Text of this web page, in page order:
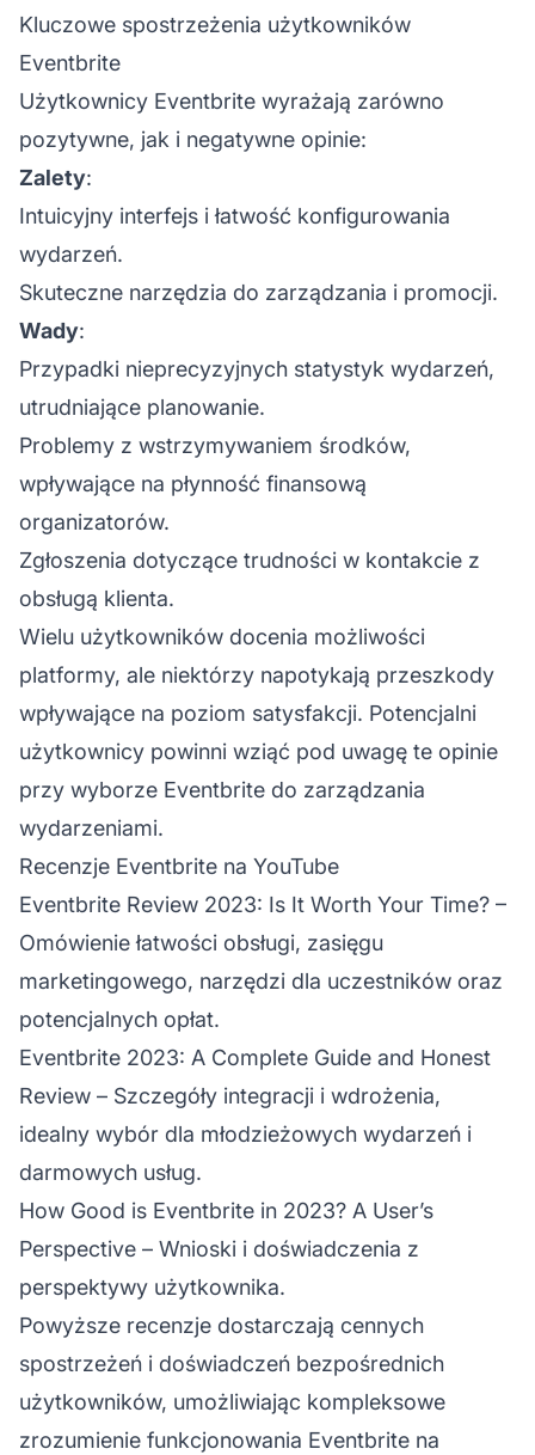
Kluczowe spostrzeżenia użytkowników
Eventbrite
Użytkownicy Eventbrite wyrażają zarówno
pozytywne, jak i negatywne opinie:
Zalety:
Intuicyjny interfejs i łatwość konfigurowania
wydarzeń.
Skuteczne narzędzia do zarządzania i promocji.
Wady:
Przypadki nieprecyzyjnych statystyk wydarzeń,
utrudniające planowanie.
Problemy z wstrzymywaniem środków,
wpływające na płynność finansową
organizatorów.
Zgłoszenia dotyczące trudności w kontakcie z
obsługą klienta.
Wielu użytkowników docenia możliwości
platformy, ale niektórzy napotykają przeszkody
wpływające na poziom satysfakcji. Potencjalni
użytkownicy powinni wziąć pod uwagę te opinie
przy wyborze Eventbrite do zarządzania
wydarzeniami.
Recenzje Eventbrite na YouTube
Eventbrite Review 2023: Is It Worth Your Time? –
Omówienie łatwości obsługi, zasięgu
marketingowego, narzędzi dla uczestników oraz
potencjalnych opłat.
Eventbrite 2023: A Complete Guide and Honest
Review – Szczegóły integracji i wdrożenia,
idealny wybór dla młodzieżowych wydarzeń i
darmowych usług.
How Good is Eventbrite in 2023? A User’s
Perspective – Wnioski i doświadczenia z
perspektywy użytkownika.
Powyższe recenzje dostarczają cennych
spostrzeżeń i doświadczeń bezpośrednich
użytkowników, umożliwiając kompleksowe
zrozumienie funkcjonowania Eventbrite na